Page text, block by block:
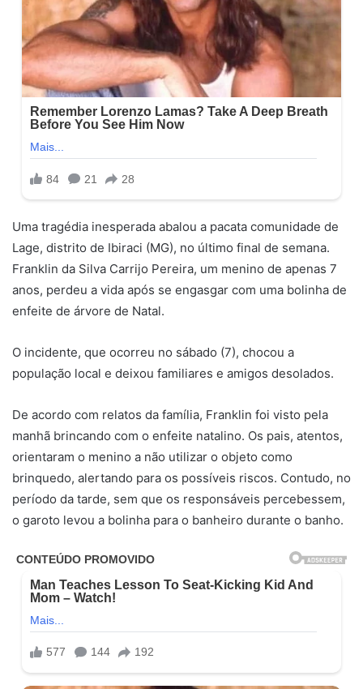
Uma tragédia inesperada abalou a pacata comunidade de
Lage, distrito de Ibiraci (MG), no último final de semana.
Franklin da Silva Carrijo Pereira, um menino de apenas 7
anos, perdeu a vida após se engasgar com uma bolinha de
enfeite de árvore de Natal.
O incidente, que ocorreu no sábado (7), chocou a
população local e deixou familiares e amigos desolados.
De acordo com relatos da família, Franklin foi visto pela
manhã brincando com o enfeite natalino. Os pais, atentos,
orientaram o menino a não utilizar o objeto como
brinquedo, alertando para os possíveis riscos. Contudo, no
período da tarde, sem que os responsáveis percebessem,
o garoto levou a bolinha para o banheiro durante o banho.